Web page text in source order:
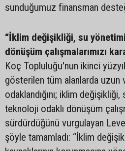
sunduğumuz finansman
“İklim değişikliği, su
dönüşüm çalışmalarımızı
Koç Topluluğu'nun ikinci
gösterilen tüm alanlarda uzun
odaklandığını; iklim
teknoloji odaklı dönüşüm
sürdürdüğünü vurgulayan
şöyle tamamladı: “İklim